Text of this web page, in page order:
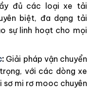
đủ các loại xe tải
biệt, đa dạng tải
sự linh hoạt cho mọi
: Giải pháp vận chuyển
với các dòng xe
sơ mi rơ mooc chuyên